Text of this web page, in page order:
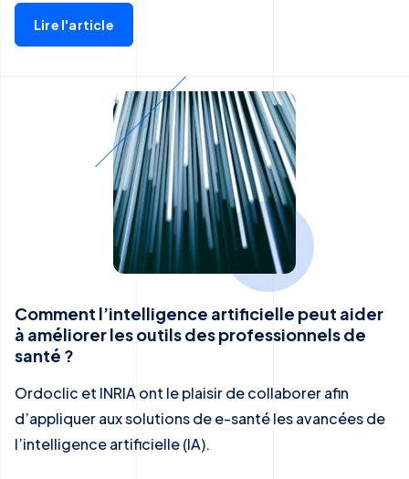
Lire l'article
Comment l’intelligence artificielle peut aider
à améliorer les outils des professionnels de
santé ?
Ordoclic et INRIA ont le plaisir de collaborer afin
d’appliquer aux solutions de e-santé les avancées de
l’intelligence artificielle (IA).